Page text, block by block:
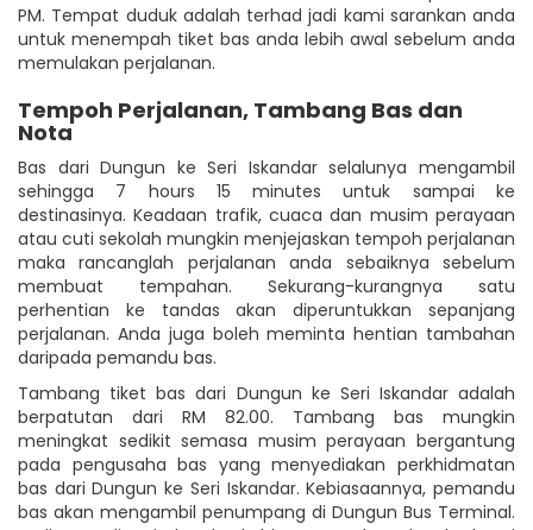
PM. Tempat duduk adalah terhad jadi kami sarankan anda
untuk menempah tiket bas anda lebih awal sebelum anda
memulakan perjalanan.
Tempoh Perjalanan, Tambang Bas dan
Nota
Bas dari Dungun ke Seri Iskandar selalunya mengambil
sehingga 7 hours 15 minutes untuk sampai ke
destinasinya. Keadaan trafik, cuaca dan musim perayaan
atau cuti sekolah mungkin menjejaskan tempoh perjalanan
maka rancanglah perjalanan anda sebaiknya sebelum
membuat tempahan. Sekurang-kurangnya satu
perhentian ke tandas akan diperuntukkan sepanjang
perjalanan. Anda juga boleh meminta hentian tambahan
daripada pemandu bas.
Tambang tiket bas dari Dungun ke Seri Iskandar adalah
berpatutan dari RM 82.00. Tambang bas mungkin
meningkat sedikit semasa musim perayaan bergantung
pada pengusaha bas yang menyediakan perkhidmatan
bas dari Dungun ke Seri Iskandar. Kebiasaannya, pemandu
bas akan mengambil penumpang di Dungun Bus Terminal.